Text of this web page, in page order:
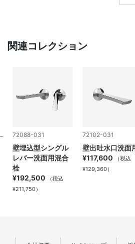
関連コレクション
72088-031
壁埋込型シングル
レバー洗面用混合
栓
¥192,500
（税込
¥211,750）
72102-031
壁出吐水口洗面
¥117,600
（税込
¥129,360）